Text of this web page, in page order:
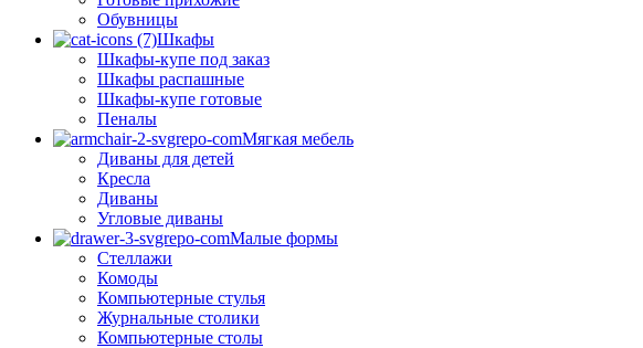
Обувницы
Шкафы
Шкафы-купе под заказ
Шкафы распашные
Шкафы-купе готовые
Пеналы
Мягкая мебель
Диваны для детей
Кресла
Диваны
Угловые диваны
Малые формы
Стеллажи
Комоды
Компьютерные стулья
Журнальные столики
Компьютерные столы